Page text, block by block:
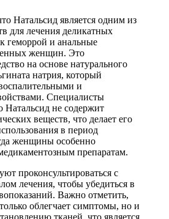
Натальсид является одним из
для лечения деликатных
геморрой и анальные
женщин. Это
на основе натурального
натрия, который
и
Специалисты
Натальсид не содержит
веществ, что делает его
в период
женщины особенно
препаратам.
проконсультироваться с
лечения, чтобы убедиться в
Важно отметить,
облегчает симптомы, но и
тканей, что является